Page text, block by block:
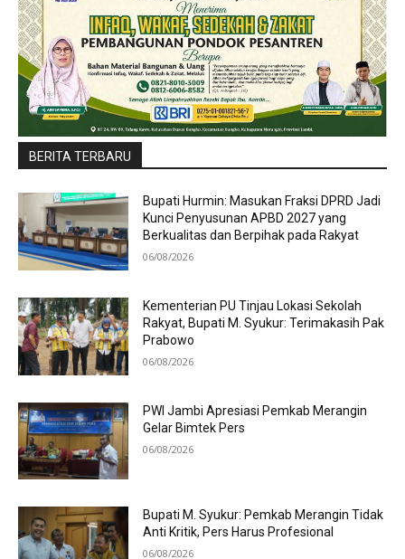
BERITA TERBARU
Bupati Hurmin: Masukan Fraksi DPRD Jadi
Kunci Penyusunan APBD 2027 yang
Berkualitas dan Berpihak pada Rakyat
06/08/2026
Kementerian PU Tinjau Lokasi Sekolah
Rakyat, Bupati M. Syukur: Terimakasih Pak
Prabowo
06/08/2026
PWI Jambi Apresiasi Pemkab Merangin
Gelar Bimtek Pers
06/08/2026
Bupati M. Syukur: Pemkab Merangin Tidak
Anti Kritik, Pers Harus Profesional
06/08/2026